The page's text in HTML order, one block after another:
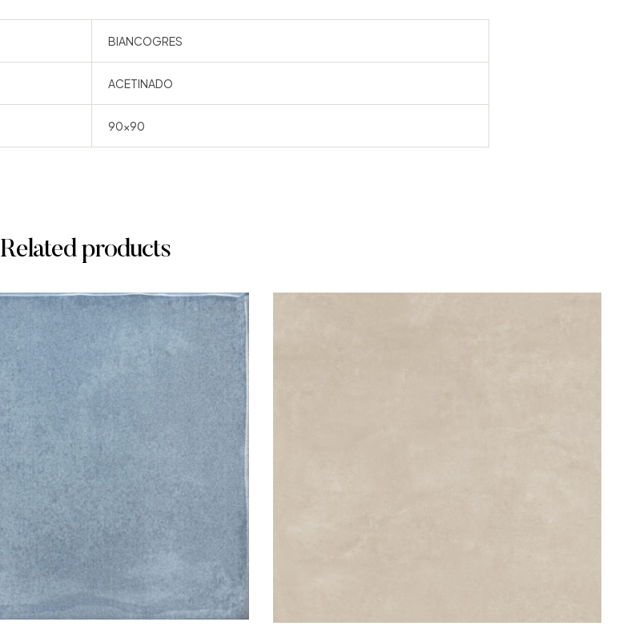
BIANCOGRES
ACETINADO
90×90
Related products